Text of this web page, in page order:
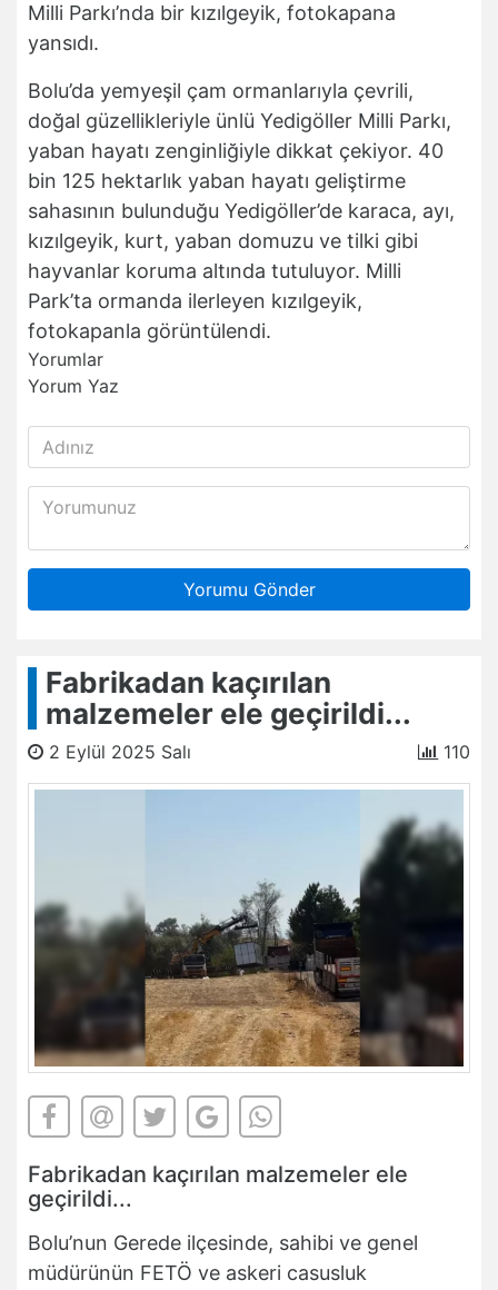
Milli Parkı’nda bir kızılgeyik, fotokapana
yansıdı.
Bolu’da yemyeşil çam ormanlarıyla çevrili,
doğal güzellikleriyle ünlü Yedigöller Milli Parkı,
yaban hayatı zenginliğiyle dikkat çekiyor. 40
bin 125 hektarlık yaban hayatı geliştirme
sahasının bulunduğu Yedigöller’de karaca, ayı,
kızılgeyik, kurt, yaban domuzu ve tilki gibi
hayvanlar koruma altında tutuluyor. Milli
Park’ta ormanda ilerleyen kızılgeyik,
fotokapanla görüntülendi.
Yorumlar
Yorum Yaz
Yorumu Gönder
Fabrikadan kaçırılan
malzemeler ele geçirildi...
2 Eylül 2025 Salı 110
Fabrikadan kaçırılan malzemeler ele
geçirildi...
Bolu’nun Gerede ilçesinde, sahibi ve genel
müdürünün FETÖ ve askeri casusluk